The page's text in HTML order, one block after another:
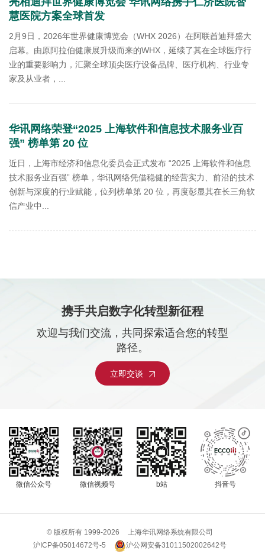
慧医院方案全球首发
2月9日，2026年世界健康博览会（WHX 2026）在阿联酋迪拜盛大
启幕。由原阿拉伯健康展升级而来的WHX，延续了其在全球医疗行
业的重要影响力，汇聚全球顶尖医疗设备品牌、医疗机构、行业专
家及从业者，...
华讯网络荣登“2025 上海软件和信息技术服务业百
强” 榜单第 20 位
近日，上海市经济和信息化委员会正式发布 “2025 上海软件和信息
技术服务业百强” 榜单，华讯网络凭借稳健的经营实力、前沿的技术
创新与深度的行业赋能，位列榜单第 20 位，再度彰显其在长三角软
信产业中...
携手共启数字化转型新征程
欢迎与我们交流，共同探索适合您的转型
路径。
立即交谈
微信公众号 微信视频号 b站 抖音号
© 版权所有 1999-2026
上海华讯网络系统有限公司
沪ICP备05014672号-5
沪公网安备31011502002642号